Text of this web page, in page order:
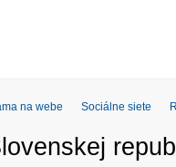
na webe Sociálne siete